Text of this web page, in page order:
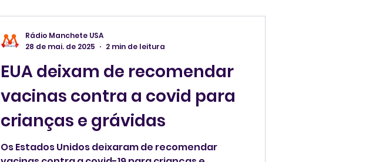
EUA deixam de recomendar
vacinas contra a covid para
crianças e grávidas
Os Estados Unidos deixaram de recomendar
Rádio Manchete USA
28 de mai. de 2025
2 min de leitura